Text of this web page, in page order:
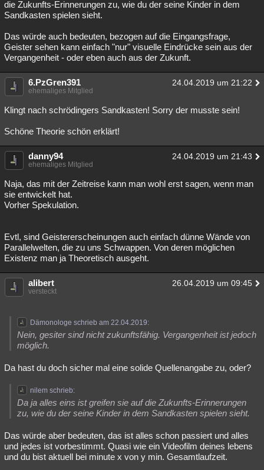
die Zukunfts-Erinnerungen zu, wie du der seine Kinder in dem
Sandkasten spielen sieht.
Das würde auch bedeuten, bezogen auf die Eingangsfrage,
Geister sehen kann einfach "nur" visuelle Eindrücke sein aus der
Vergangenheit - oder eben auch aus der Zukunft.
6.PzGren391 24.04.2019 um 21:22
ehemaliges Mitglied
Klingt nach schrödingers Sandkasten! Sorry der musste sein!
Schöne Theorie schön erklärt!
danny94 24.04.2019 um 21:43
ehemaliges Mitglied
Naja, das mit der Zeitreise kann man wohl erst sagen, wenn man
sie entwickelt hat.
Vorher Spekulation.
Evtl, sind Geistererscheinungen auch einfach dünne Wände von
Parallelwelten, die zu uns Schwappen. Von deren möglichen
Existenz man ja Theoretisch ausgeht.
alibert 26.04.2019 um 09:45
versteckt
Dämonologe schrieb am 22.04.2019:
Nein, gesiter sind nicht zukunftsfähig. Vergangenheit ist jedoch
möglich.
Da hast du doch sicher mal eine solide Quellenangabe zu, oder?
nilem schrieb:
Da ja alles eins ist greifen sie auf die Zukunfts-Erinnerungen
zu, wie du der seine Kinder in dem Sandkasten spielen sieht.
Das würde aber bedeuten, das ist alles schon passiert und alles
und jedes ist vorbestimmt. Quasi wie ein Videofilm deines lebens
und du bist aktuell bei minute x von y min. Gesamtlaufzeit.